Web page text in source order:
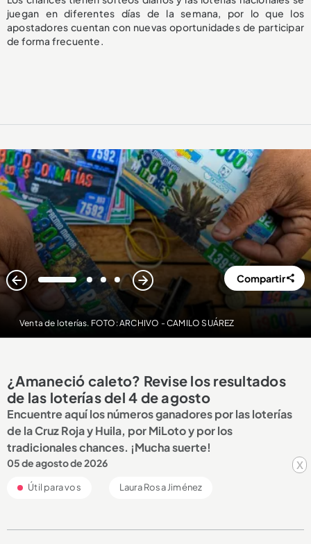
x
juegan en diferentes días de la semana, por lo que los
apostadores cuentan con nuevas oportunidades de participar
de forma frecuente.
Venta de loterías. FOTO: ARCHIVO - CAMILO SUÁREZ
1 2 3 4 Compartir
¿Amaneció caleto? Revise los resultados
de las loterías del 4 de agosto
Encuentre aquí los números ganadores por las loterías
de la Cruz Roja y Huila, por MiLoto y por los
tradicionales chances. ¡Mucha suerte!
05 de agosto de 2026
Útil para vos Laura Rosa Jiménez